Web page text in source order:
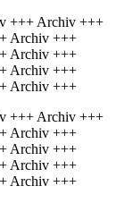
+++ Archiv +++
Archiv +++
Archiv +++
Archiv +++
Archiv +++
+++ Archiv +++
Archiv +++
Archiv +++
Archiv +++
Archiv +++